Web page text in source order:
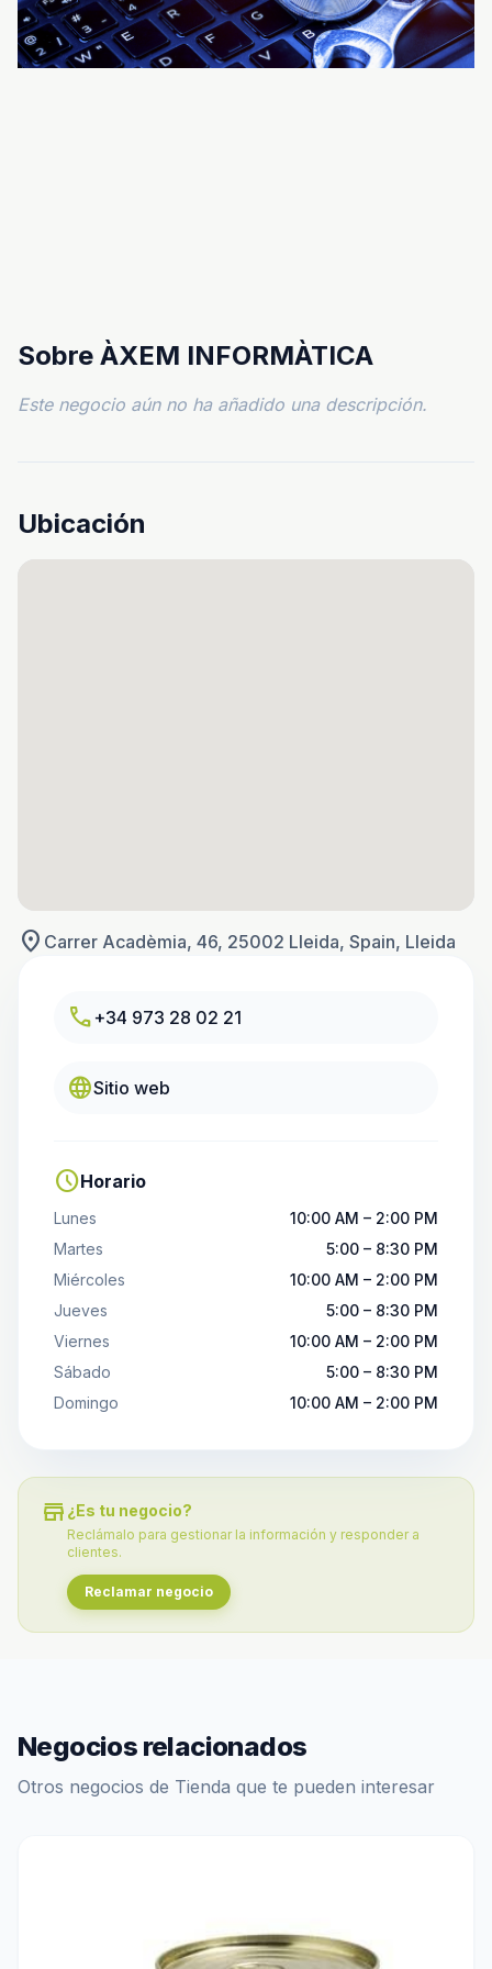
Sobre ÀXEM INFORMÀTICA
Este negocio aún no ha añadido una descripción.
Ubicación
location_on Carrer Acadèmia, 46, 25002 Lleida, Spain, Lleida
call +34 973 28 02 21
languageSitio web
scheduleHorario
Lunes
10:00 AM – 2:00 PM
Martes
5:00 – 8:30 PM
Miércoles
10:00 AM – 2:00 PM
Jueves
5:00 – 8:30 PM
Viernes
10:00 AM – 2:00 PM
Sábado
5:00 – 8:30 PM
Domingo
10:00 AM – 2:00 PM
store ¿Es tu negocio?
Reclámalo para gestionar la información y responder a
clientes.
Reclamar negocio
Negocios relacionados
Otros negocios de Tienda que te pueden interesar